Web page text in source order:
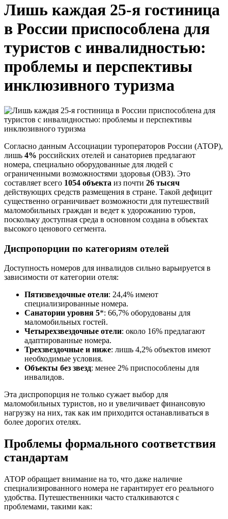
Лишь каждая 25-я гостиница
в России приспособлена для
туристов с инвалидностью:
проблемы и перспективы
инклюзивного туризма
Согласно данным Ассоциации туроператоров России (АТОР),
лишь 4% российских отелей и санаториев предлагают
номера, специально оборудованные для людей с
ограниченными возможностями здоровья (ОВЗ). Это
составляет всего 1054 объекта из почти 26 тысяч
действующих средств размещения в стране. Такой дефицит
существенно ограничивает возможности для путешествий
маломобильных граждан и ведет к удорожанию туров,
поскольку доступная среда в основном создана в объектах
высокого ценового сегмента.
Диспропорции по категориям отелей
Доступность номеров для инвалидов сильно варьируется в
зависимости от категории отеля:
Пятизвездочные отели: 24,4% имеют
специализированные номера.
Санатории уровня 5*: 66,7% оборудованы для
маломобильных гостей.
Четырехзвездочные отели: около 16% предлагают
адаптированные номера.
Трехзвездочные и ниже: лишь 4,2% объектов имеют
необходимые условия.
Объекты без звезд: менее 2% приспособлены для
инвалидов.
Эта диспропорция не только сужает выбор для
маломобильных туристов, но и увеличивает финансовую
нагрузку на них, так как им приходится останавливаться в
более дорогих отелях.
Проблемы формального соответствия
стандартам
АТОР обращает внимание на то, что даже наличие
специализированного номера не гарантирует его реального
удобства. Путешественники часто сталкиваются с
проблемами, такими как: